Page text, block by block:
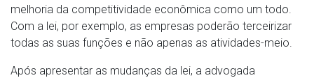
melhoria da competitividade econômica como um todo.
Com a lei, por exemplo, as empresas poderão terceirizar
todas as suas funções e não apenas as atividades-meio.
Após apresentar as mudanças da lei, a advogada